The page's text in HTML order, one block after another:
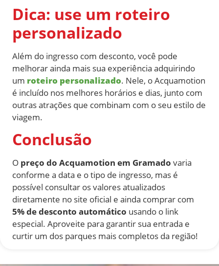
Dica: use um roteiro
personalizado
Além do ingresso com desconto, você pode
melhorar ainda mais sua experiência adquirindo
um roteiro personalizado. Nele, o Acquamotion
é incluído nos melhores horários e dias, junto com
outras atrações que combinam com o seu estilo de
viagem.
Conclusão
O preço do Acquamotion em Gramado varia
conforme a data e o tipo de ingresso, mas é
possível consultar os valores atualizados
diretamente no site oficial e ainda comprar com
5% de desconto automático usando o link
especial. Aproveite para garantir sua entrada e
curtir um dos parques mais completos da região!